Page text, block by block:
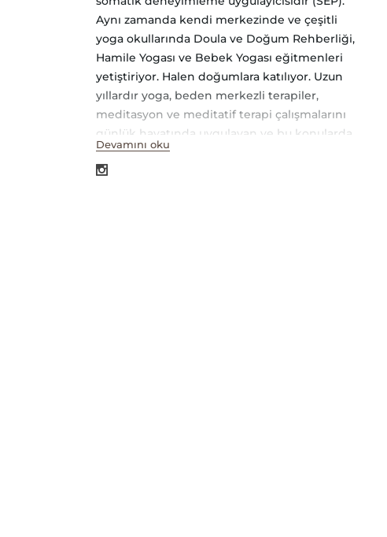
Aynı zamanda kendi merkezinde ve çeşitli
yoga okullarında Doula ve Doğum Rehberliği,
Hamile Yogası ve Bebek Yogası eğitmenleri
yetiştiriyor. Halen doğumlara katılıyor. Uzun
yıllardır yoga, beden merkezli terapiler,
meditasyon ve meditatif terapi çalışmalarını
günlük hayatında uygulayan ve bu konularda
uzmanlaşan Nur, beden farkındalığı, sinir
sistemi kapasitesini artırma, stres yönetimi ve
Devamını oku